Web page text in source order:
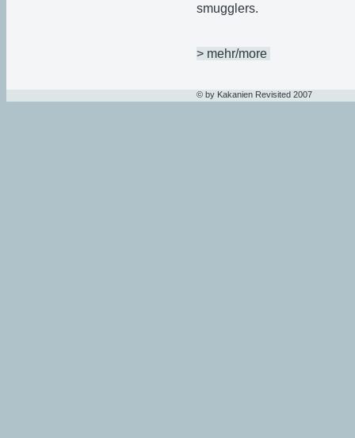
smugglers.
> mehr/more
© by Kakanien Revisited 2007